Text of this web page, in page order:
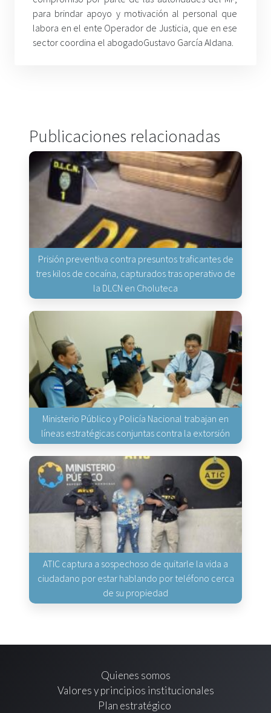
para brindar apoyo y motivación al personal que
labora en el ente Operador de Justicia, que en ese
sector coordina el abogadoGustavo García Aldana.
Publicaciones relacionadas
Prisión preventiva contra presuntos traficantes de
tres kilos de cocaína, capturados tras operativo de
la DLCN en Choluteca
Ministerio Público y Policía Nacional trabajan en
líneas estratégicas conjuntas contra la extorsión
ATIC captura a sospechoso de quitarle la vida a
ciudadano por estar hablando por teléfono cerca
de su propiedad
Quienes somos
Valores y principios institucionales
Plan estratégico